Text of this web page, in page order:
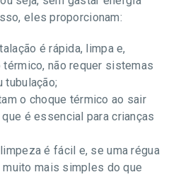
eles proporcionam:
é rápida, limpa e,
não requer sistemas
tubulação;
o choque térmico ao sair
é essencial para crianças
é fácil e, se uma régua
mais simples do que